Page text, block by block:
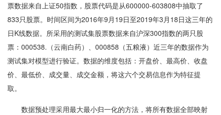
票数据来自上证50指数，股票代码是从600000-603808中抽取了
833只股票。时间区间为2016年9月19日至2019年3月18日这三年的
日K线数据。所采用的测试集股票数据来自沪深300指数的两只股
票：000538.（云南白药）、000858（五粮液）近三年的数据作为
测试集对模型进行验证。数据的维度包括：开盘价、最高价、收盘
价、最低价、成交量、成交金额，将这六个交易信息作为特征提
取。
数据预处理采用最大最小归一化的方法，将所有数据全部映射